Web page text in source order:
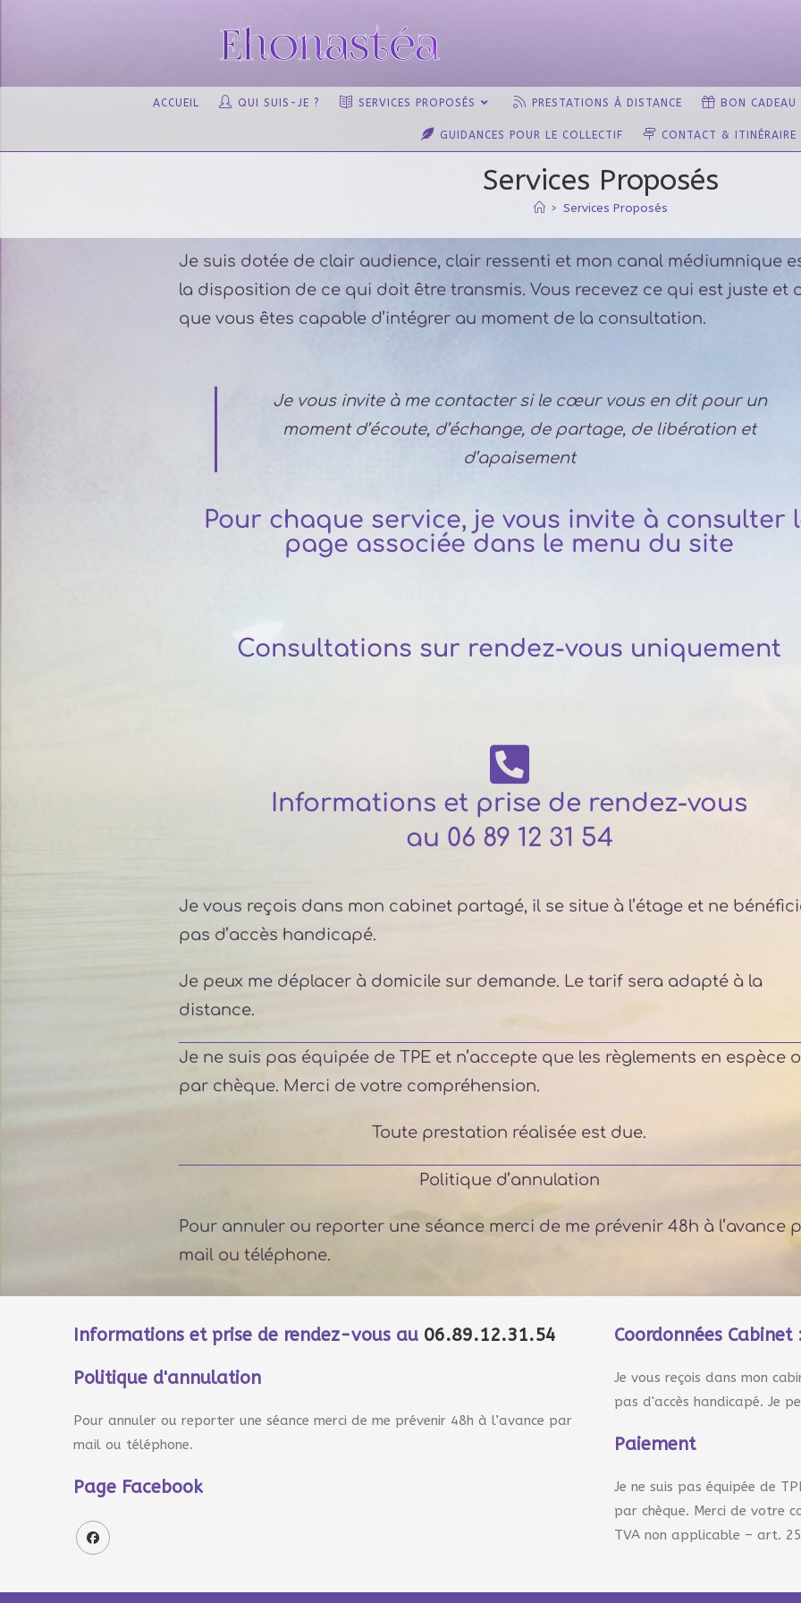
ACCUEIL QUI SUIS-JE ? SERVICES PROPOSÉS PRESTATIONS À DISTANCE BON CADEAU
GUIDANCES POUR LE COLLECTIF CONTACT & ITINÉRAIRE
Services Proposés
> Services Proposés
Je suis dotée de clair audience, clair ressenti et mon canal médiumnique
la disposition de ce qui doit être transmis. Vous recevez ce qui est juste et
que vous êtes capable d’intégrer au moment de la consultation.
Je vous invite à me contacter si le cœur vous en dit pour un
moment d’écoute, d’échange, de partage, de libération et
d’apaisement
Pour chaque service, je vous invite à consulter
page associée dans le menu du site
Consultations sur rendez-vous uniquement
Informations et prise de rendez-vous
au 06 89 12 31 54
Je vous reçois dans mon cabinet partagé, il se situe à l’étage et ne
pas d’accès handicapé.
Je peux me déplacer à domicile sur demande. Le tarif sera adapté à la
distance.
Je ne suis pas équipée de TPE et n’accepte que les règlements en espèce
par chèque. Merci de votre compréhension.
Toute prestation réalisée est due.
Politique d’annulation
Pour annuler ou reporter une séance merci de me prévenir 48h à l’avance
mail ou téléphone.
Informations et prise de rendez-vous au 06.89.12.31.54
Politique d'annulation
Pour annuler ou reporter une séance merci de me prévenir 48h à l’avance par
mail ou téléphone.
Page Facebook
Coordonnées
Je vous reçois dans mon
pas d'accès handicapé. Je
Paiement
Je ne suis pas équipée de
par chèque. Merci de votre
TVA non applicable – art.